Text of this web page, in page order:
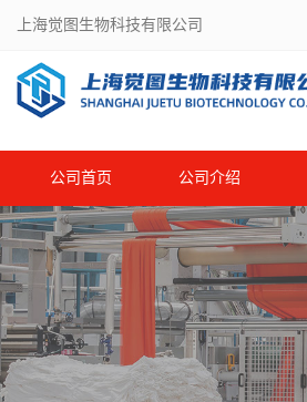
上海觉图生物科技有限公司
公司首页 公司介绍